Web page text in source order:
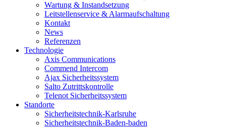
Wartung & Instandsetzung
Leitstellenservice & Alarmaufschaltung
Kontakt
News
Referenzen
Technologie
Axis Communications
Commend Intercom
Ajax Sicherheitssystem​
Salto Zutrittskontrolle
Telenot Sicherheitssystem
Standorte
Sicherheitstechnik-Karlsruhe
Sicherheitstechnik-Baden-baden